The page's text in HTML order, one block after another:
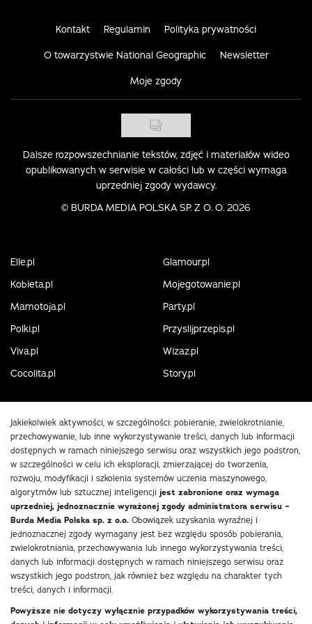
Kontakt Regulamin Polityka prywatności
O towarzystwie National Geographic Newsletter
Moje zgody
Dalsze rozpowszechnianie tekstów, zdjęć i materiałów wideo
opublikowanych w serwisie w całości lub w części wymaga
uprzedniej zgody wydawcy.
© BURDA MEDIA POLSKA SP. Z O. O. 2026
Elle.pl
Glamour.pl
Kobieta.pl
Mojegotowanie.pl
Mamotoja.pl
Party.pl
Polki.pl
Przyslijprzepis.pl
Viva.pl
Wizaz.pl
Cocolita.pl
Story.pl
Jakiekolwiek aktywności, w szczególności: pobieranie, zwielokrotnianie,
przechowywanie, lub inne wykorzystywanie treści, danych lub informacji
dostępnych w ramach niniejszego serwisu oraz wszystkich jego podstron,
w szczególności w celu ich eksploracji, zmierzającej do tworzenia,
rozwoju, modyfikacji i szkolenia systemów uczenia maszynowego,
algorytmów lub sztucznej inteligencji jest zabronione oraz wymaga
uprzedniej, jednoznacznie wyrażonej zgody administratora serwisu –
Burda Media Polska sp. z o.o. Obowiązek uzyskania wyraźnej i
jednoznacznej zgody wymagany jest bez względu sposób pobierania,
zwielokrotniania, przechowywania lub innego wykorzystywania treści,
danych lub informacji dostępnych w ramach niniejszego serwisu oraz
wszystkich jego podstron, jak również bez względu na charakter tych
treści, danych i informacji.
Powyższe nie dotyczy wyłącznie przypadków wykorzystywania treści,